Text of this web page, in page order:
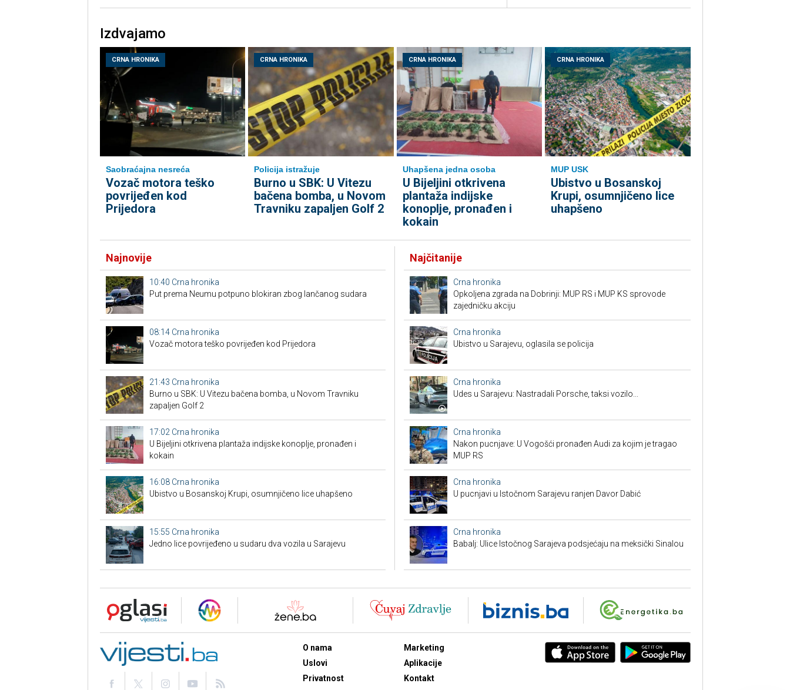
Izdvajamo
CRNA HRONIKA
Saobraćajna nesreća
Vozač motora teško
povrijeđen kod
Prijedora
CRNA HRONIKA
Policija istražuje
Burno u SBK: U Vitezu
bačena bomba, u Novom
Travniku zapaljen Golf 2
CRNA HRONIKA
Uhapšena jedna osoba
​U Bijeljini otkrivena
plantaža indijske
konoplje, pronađen i
kokain
CRNA HRONIKA
MUP USK
Ubistvo u Bosanskoj
Krupi, osumnjičeno lice
uhapšeno
Najnovije
10:40 Crna hronika
Put prema Neumu potpuno blokiran zbog lančanog sudara
08:14 Crna hronika
Vozač motora teško povrijeđen kod Prijedora
21:43 Crna hronika
Burno u SBK: U Vitezu bačena bomba, u Novom Travniku
zapaljen Golf 2
17:02 Crna hronika
​U Bijeljini otkrivena plantaža indijske konoplje, pronađen i
kokain
16:08 Crna hronika
Ubistvo u Bosanskoj Krupi, osumnjičeno lice uhapšeno
15:55 Crna hronika
Јedno lice povrijeđeno u sudaru dva vozila u Sarajevu
Najčitanije
Crna hronika
Opkoljena zgrada na Dobrinji: MUP RS i MUP KS sprovode
zajedničku akciju
Crna hronika
Ubistvo u Sarajevu, oglasila se policija
Crna hronika
Udes u Sarajevu: Nastradali Porsche, taksi vozilo...
Crna hronika
Nakon pucnjave: U Vogošći pronađen Audi za kojim je tragao
MUP RS
Crna hronika
U pucnjavi u Istočnom Sarajevu ranjen Davor Dabić
Crna hronika
Babalj: Ulice Istočnog Sarajeva podsjećaju na meksički Sinalou
O nama
Uslovi
Privatnost
Marketing
Aplikacije
Kontakt